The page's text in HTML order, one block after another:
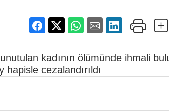
kadının ölümünde ihmali
cezalandırıldı